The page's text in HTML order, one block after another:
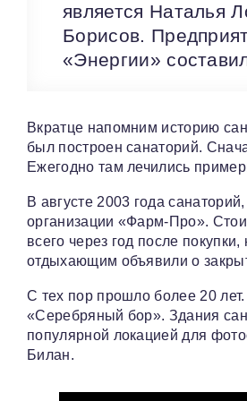
является Наталья
Борисов.
«Энергии»
Вкратце напомним историю
был построен санаторий.
Ежегодно там лечились
В августе 2003 года
организации «Фарм-Про».
всего через год после
отдыхающим объявили о
С тех пор прошло более 20
«Серебряный бор». Здания
популярной локацией для
Билан.